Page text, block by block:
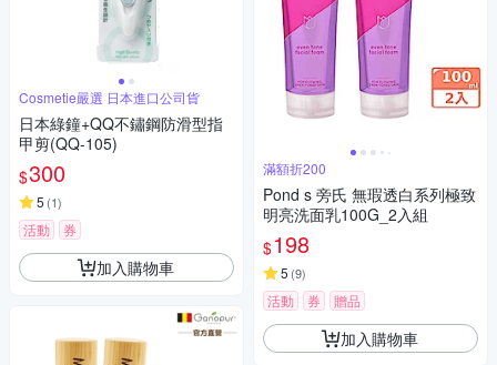
Cosmetie嚴選 日本進口公司貨
日本綠鐘+QQ不鏽鋼防滑型指
甲剪(QQ-105)
$300
5 (1)
活動 券
加入購物車
滿額折200
Pond s 旁氏 無瑕透白系列極致
明亮洗面乳100G_2入組
$198
5 (9)
活動 券 贈品
加入購物車